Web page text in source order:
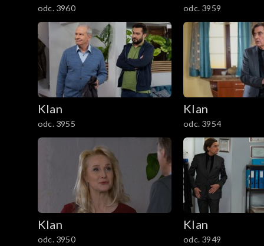
1101–1200
1001–1100
901–1000
801–900
701–800
601–700
501–600
odc. 3960 odc. 3959
Klan
odc. 3955
Klan
odc. 3954
Klan
odc. 3950
Klan
odc. 3949